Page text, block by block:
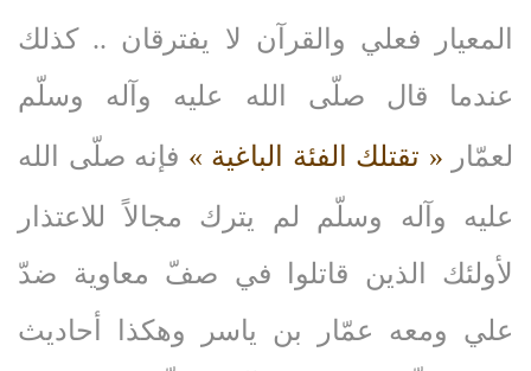
المعيار فعلي والقرآن لا يفترقان .. كذلك
عندما قال صلّى‌ الله‌ عليه‌ وآله‌ وسلّم
لعمّار « تقتلك الفئة الباغية » فإنه صلّى‌ الله‌
عليه‌ وآله‌ وسلّم لم يترك مجالاً للاعتذار
لأولئك الذين قاتلوا في صفّ معاوية ضدّ
علي ومعه عمّار بن ياسر وهكذا أحاديث